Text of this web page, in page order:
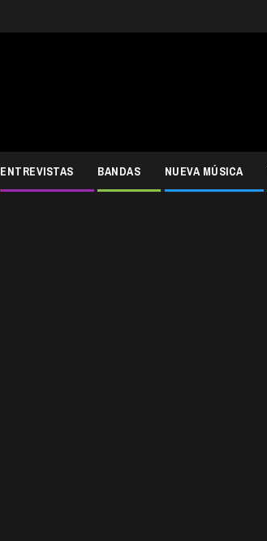
ENTREVISTAS BANDAS NUEVA MÚSICA